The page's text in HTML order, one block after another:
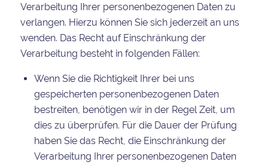
Verarbeitung Ihrer personenbezogenen Daten zu
verlangen. Hierzu können Sie sich jederzeit an uns
wenden. Das Recht auf Einschränkung der
Verarbeitung besteht in folgenden Fällen:
Wenn Sie die Richtigkeit Ihrer bei uns
gespeicherten personenbezogenen Daten
bestreiten, benötigen wir in der Regel Zeit, um
dies zu überprüfen. Für die Dauer der Prüfung
haben Sie das Recht, die Einschränkung der
Verarbeitung Ihrer personenbezogenen Daten